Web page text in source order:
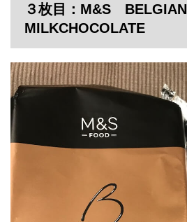
３枚目：M&S BELGIAN
MILKCHOCOLATE